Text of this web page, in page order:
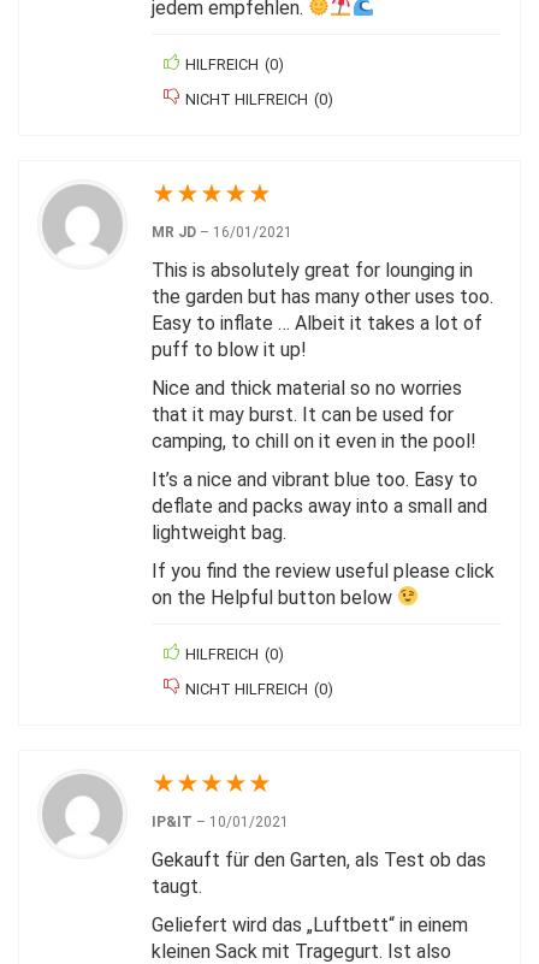
jedem empfehlen.
HILFREICH (0)
NICHT HILFREICH (0)
★★★★★
MR JD – 16/01/2021
This is absolutely great for lounging in
the garden but has many other uses too.
Easy to inflate … Albeit it takes a lot of
puff to blow it up!
Nice and thick material so no worries
that it may burst. It can be used for
camping, to chill on it even in the pool!
It’s a nice and vibrant blue too. Easy to
deflate and packs away into a small and
lightweight bag.
If you find the review useful please click
on the Helpful button below
HILFREICH (0)
NICHT HILFREICH (0)
★★★★★
IP&IT – 10/01/2021
Gekauft für den Garten, als Test ob das
taugt.
Geliefert wird das „Luftbett“ in einem
kleinen Sack mit Tragegurt. Ist also